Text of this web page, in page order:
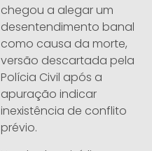
chegou a alegar um
desentendimento banal
como causa da morte,
versão descartada pela
Polícia Civil após a
apuração indicar
inexistência de conflito
prévio.